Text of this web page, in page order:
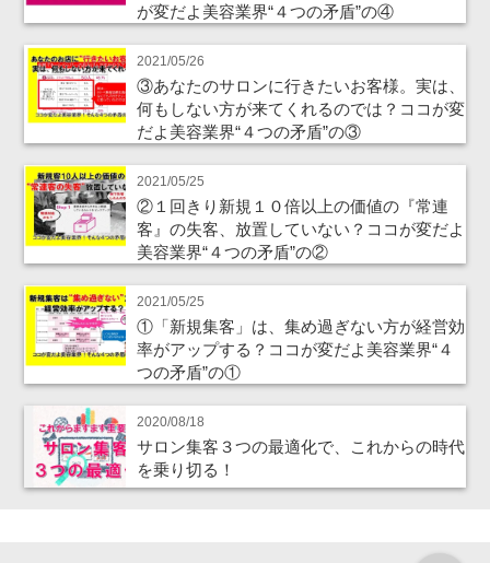
が変だよ美容業界“４つの矛盾”の④
2021/05/26
③あなたのサロンに行きたいお客様。実は、
何もしない方が来てくれるのでは？ココが変
だよ美容業界“４つの矛盾”の③
2021/05/25
②１回きり新規１０倍以上の価値の『常連
客』の失客、放置していない？ココが変だよ
美容業界“４つの矛盾”の②
2021/05/25
①「新規集客」は、集め過ぎない方が経営効
率がアップする？ココが変だよ美容業界“４
つの矛盾”の①
2020/08/18
サロン集客３つの最適化で、これからの時代
を乗り切る！